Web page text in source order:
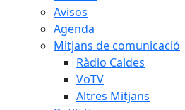
Avisos
Agenda
Mitjans de comunicació
Ràdio Caldes
VoTV
Altres Mitjans